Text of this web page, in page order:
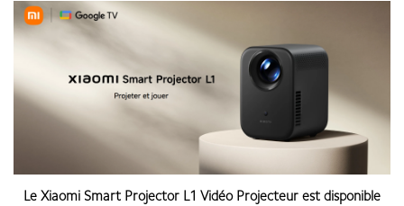
Le Xiaomi Smart Projector L1 Vidéo Projecteur est disponible